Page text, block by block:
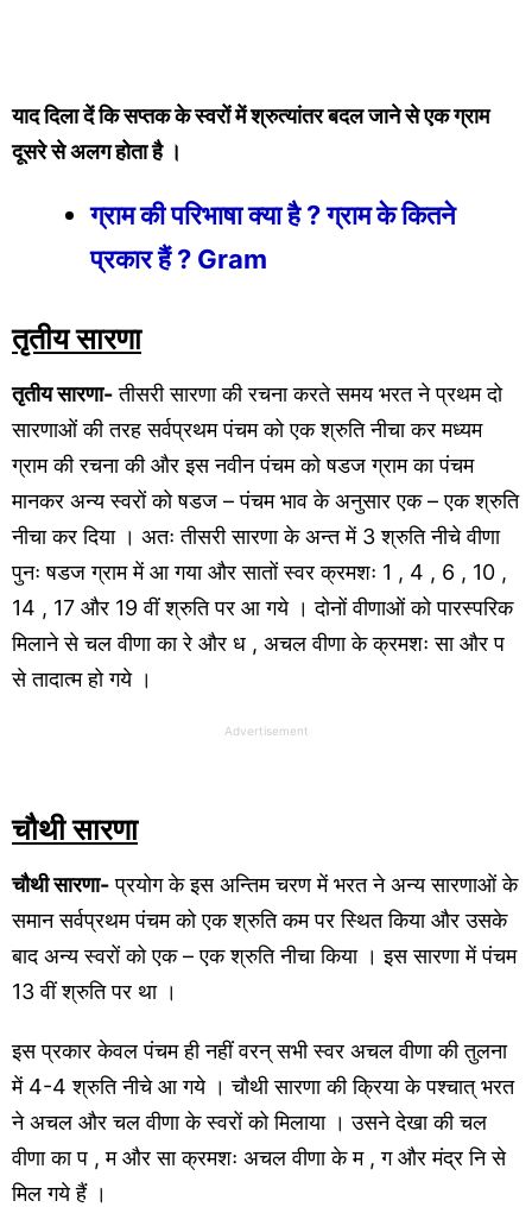
याद दिला दें कि सप्तक के स्वरों में श्रुत्यांतर बदल जाने से एक ग्राम
दूसरे से अलग होता है ।
ग्राम की परिभाषा क्या है ? ग्राम के कितने
प्रकार हैं ? Gram
तृतीय सारणा
तृतीय सारणा-तीसरी सारणा की रचना करते समय भरत ने प्रथम दो
सारणाओं की तरह सर्वप्रथम पंचम को एक श्रुति नीचा कर मध्यम
ग्राम की रचना की और इस नवीन पंचम को षडज ग्राम का पंचम
मानकर अन्य स्वरों को षडज – पंचम भाव के अनुसार एक – एक श्रुति
नीचा कर दिया । अतः तीसरी सारणा के अन्त में 3 श्रुति नीचे वीणा
पुनः षडज ग्राम में आ गया और सातों स्वर क्रमशः 1 , 4 , 6 , 10 ,
14 , 17 और 19 वीं श्रुति पर आ गये । दोनों वीणाओं को पारस्परिक
मिलाने से चल वीणा का रे और ध , अचल वीणा के क्रमशः सा और प
से तादात्म हो गये ।
Advertisement
चौथी सारणा
चौथी सारणा-प्रयोग के इस अन्तिम चरण में भरत ने अन्य सारणाओं के
समान सर्वप्रथम पंचम को एक श्रुति कम पर स्थित किया और उसके
बाद अन्य स्वरों को एक – एक श्रुति नीचा किया । इस सारणा में पंचम
13 वीं श्रुति पर था ।
इस प्रकार केवल पंचम ही नहीं वरन् सभी स्वर अचल वीणा की तुलना
में 4-4 श्रुति नीचे आ गये । चौथी सारणा की क्रिया के पश्चात् भरत
ने अचल और चल वीणा के स्वरों को मिलाया । उसने देखा की चल
वीणा का प , म और सा क्रमशः अचल वीणा के म , ग और मंद्र नि से
मिल गये हैं ।